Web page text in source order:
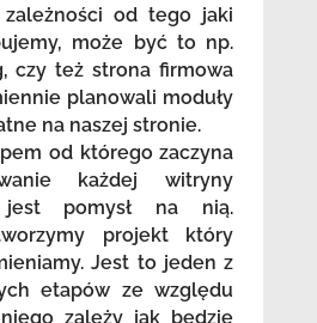
zależności od tego jaki
może być to np.
czy też strona firmowa
planowali moduły
na naszej stronie.
od którego zaczyna
każdej witryny
jest pomysł na nią.
projekt który
Jest to jeden z
etapów ze względu
zależy jak będzie